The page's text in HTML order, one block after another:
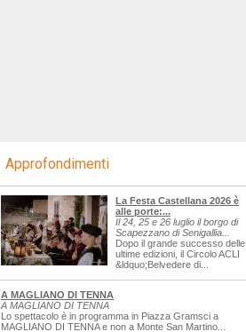
Approfondimenti
La Festa Castellana 2026 è
alle porte:...
Il 24, 25 e 26 luglio il borgo di
Scapezzano di Senigallia...
Dopo il grande successo delle
ultime edizioni, il Circolo ACLI
&ldquo;Belvedere di...
A MAGLIANO DI TENNA
A MAGLIANO DI TENNA
Lo spettacolo è in programma in Piazza Gramsci a
MAGLIANO DI TENNA e non a Monte San Martino...